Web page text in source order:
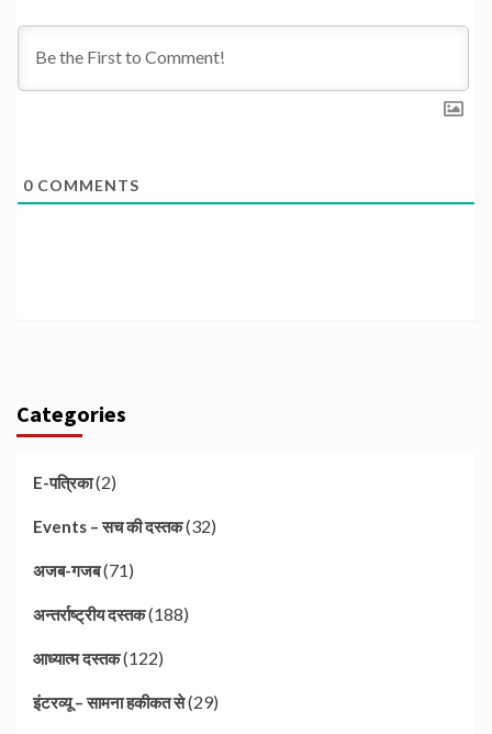
0 COMMENTS
Categories
E-पत्रिका(2)
Events – सच की दस्तक(32)
अजब-गजब(71)
अन्तर्राष्ट्रीय दस्तक(188)
आध्यात्म दस्तक(122)
इंटरव्यू – सामना हकीकत से(29)